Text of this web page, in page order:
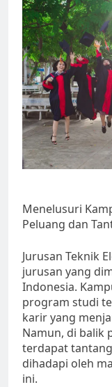
Menelusuri
Peluang dan
Jurusan Teknik
jurusan yang
Indonesia.
program studi
karir yang
Namun, di balik
terdapat
dihadapi oleh
ini.